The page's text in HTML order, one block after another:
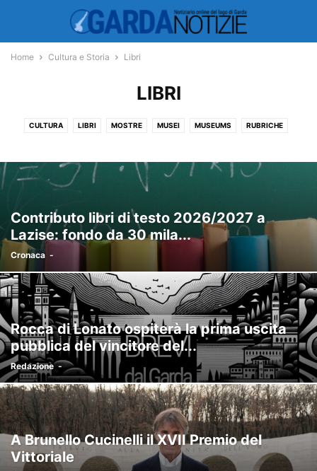
Home Cultura e Storia Libri
LIBRI
CULTURA LIBRI MOSTRE MUSEI MUSEUMS RUBRICHE
Contributo libri di testo 2026/2027 a
Lazise: fondo da 30 mila...
Cronaca -
Rocca di Lonato ospiterà la prima uscita
pubblica del vincitore del...
Redazione -
A Brunello Cucinelli il XVII Premio del
Vittoriale